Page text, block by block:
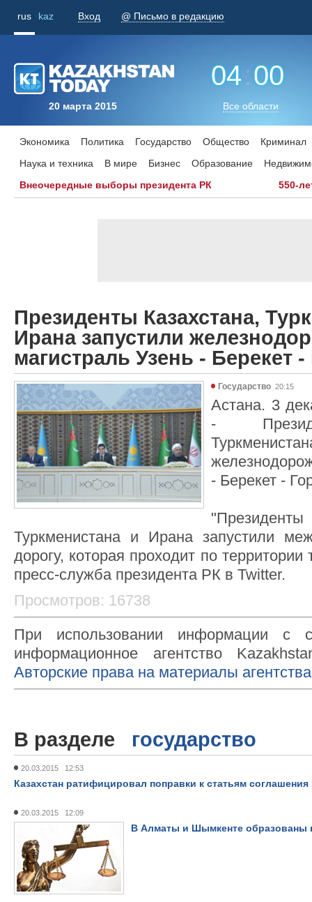
rus kaz Вход @ Письмо в редакцию
20 марта 2015
04:00
Все области
Экономика Политика Государство Общество
Криминал
Наука и техника
В мире Бизнес Образование
Внеочередные выборы президента РК
550-
Президенты Казахстана,
Ирана запустили
магистраль Узень - Берекет -
Государство 20:15
Астана. 3
-
- Берекет -
Туркменистана и Ирана запустили
дорогу, которая проходит по
пресс-служба президента РК в Twitter.
Просмотров: 16738
При использовании информации с
информационное агентство
Авторские права на материалы
В разделе государство
20.03.2015 12:53
Казахстан ратифицировал поправки к статьям
20.03.2015 12:09
В Алматы и Шымкенте образованы